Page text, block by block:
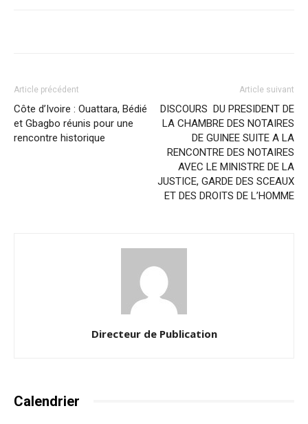
Article précédent
Côte d’Ivoire : Ouattara, Bédié
et Gbagbo réunis pour une
rencontre historique
Article suivant
DISCOURS DU PRESIDENT DE
LA CHAMBRE DES NOTAIRES
DE GUINEE SUITE A LA
RENCONTRE DES NOTAIRES
AVEC LE MINISTRE DE LA
JUSTICE, GARDE DES SCEAUX
ET DES DROITS DE L’HOMME
Directeur de Publication
Calendrier